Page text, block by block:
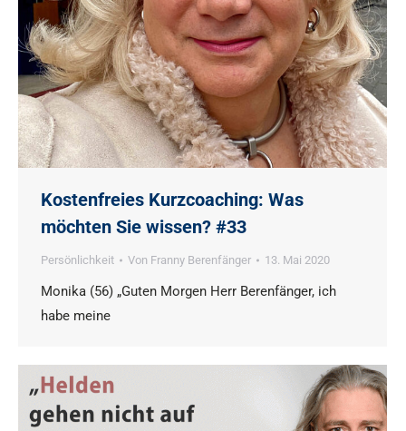
Kostenfreies Kurzcoaching: Was
möchten Sie wissen? #33
Persönlichkeit Von Franny Berenfänger 13. Mai 2020
Monika (56) „Guten Morgen Herr Berenfänger, ich
habe meine